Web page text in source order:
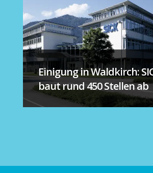
Einigung in Waldkirch:
baut rund 450 Stellen ab